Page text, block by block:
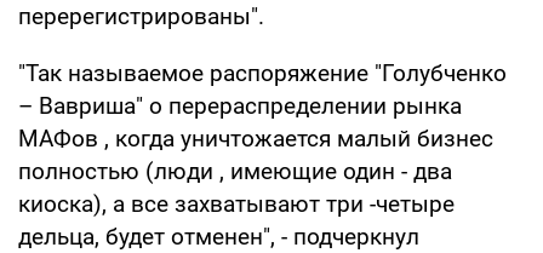
перерегистрированы".
"Так называемое распоряжение "Голубченко
– Вавриша" о перераспределении рынка
МАФов , когда уничтожается малый бизнес
полностью (люди , имеющие один - два
киоска), а все захватывают три -четыре
дельца, будет отменен", - подчеркнул